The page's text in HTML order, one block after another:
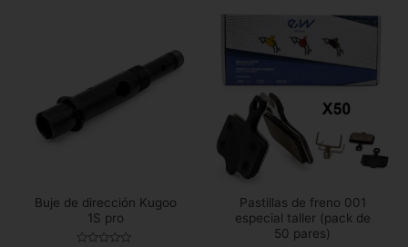
Buje de dirección Kugoo
1S pro
Pastillas de freno 001
especial taller (pack de
50 pares)